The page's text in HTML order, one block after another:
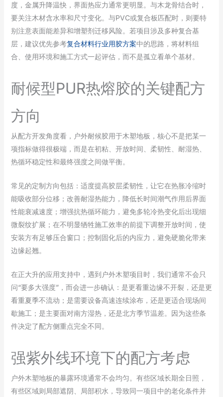
度，金属升降温快，界面热应力通常更明显。与木龙骨结合时，
要关注木材含水率和尺寸变化。与PVC或复合板匹配时，则要特
别注意表面能差异和增塑剂迁移风险。若项目涉及多种复合基
层，建议优先参考复合材料行业用胶方案中的思路，将材料组
合、使用环境和施工方式一起评估，而不是孤立看单个基材。
耐候型PUR热熔胶的关键配方
方向
从配方开发角度看，户外耐候胶用于木塑地板，核心不是把某一
项指标做得很极端，而是在初粘、开放时间、柔韧性、耐湿热、
热循环稳定性和最终强度之间做平衡。
常见的定制方向包括：适度提高胶层柔韧性，让它在热胀冷缩时
能吸收部分位移；改善耐湿热能力，降低长时间潮气作用后界面
性能衰减速度；增强抗热循环能力，避免多轮冷热变化后出现细
微裂纹扩展；在不明显牺牲施工效率的前提下调整开放时间，使
安装方有足够压合窗口；控制固化后的内应力，避免硬脆化带来
边缘起翘。
在正大升的应用支持中，遇到户外木塑项目时，我们通常不会只
问“要多大强度”，而会进一步确认：是更看重边缘不开裂，还是更
看重夏季不流动；是需要设备高速连续涂布，还是更适合现场间
歇施工；是主要面对南方湿热，还是北方季节温差。因为这些条
件决定了配方侧重点完全不同。
强紫外线环境下的配方考虑
户外木塑地板的暴露环境通常不会均匀。有些区域长期全日照，
有些区域则局部遮阴、局部积水，导致同一项目中的老化条件并